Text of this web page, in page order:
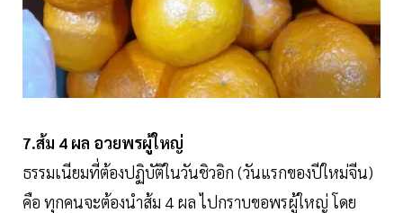
7.ส้ม 4 ผล อวยพรผู้ใหญ่
ธรรมเนียมที่ต้องปฏิบัติในวันชิวอิก (วันแรกของปีใหม่จีน)
คือ ทุกคนจะต้องนำส้ม 4 ผล ไปกราบขอพรผู้ใหญ่ โดย